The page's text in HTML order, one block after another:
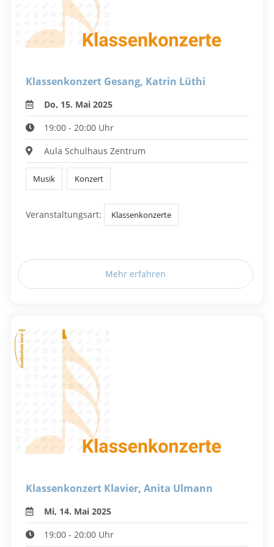
Klassenkonzert Gesang, Katrin Lüthi
Do, 15. Mai 2025
19:00 - 20:00 Uhr
Aula Schulhaus Zentrum
Musik Konzert
Veranstaltungsart: Klassenkonzerte
Mehr erfahren
Klassenkonzert Klavier, Anita Ulmann
Mi, 14. Mai 2025
19:00 - 20:00 Uhr